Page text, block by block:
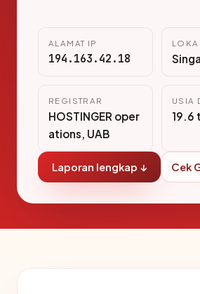
ALAMAT IP
194.163.42.18
REGISTRAR
HOSTINGER oper
ations, UAB
USIA
19.6
Laporan lengkap ↓ Cek